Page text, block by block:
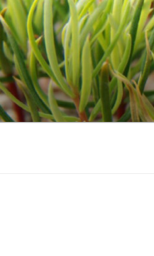
Zum
Inhalt
springen